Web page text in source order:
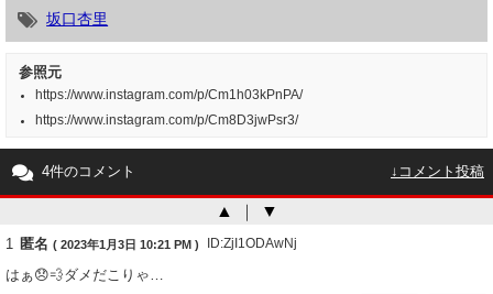
坂口杏里
参照元
https://www.instagram.com/p/Cm1h03kPnPA/
https://www.instagram.com/p/Cm8D3jwPsr3/
4件のコメント ↓コメント投稿
▲ ｜ ▼
1 匿名 ( 2023年1月3日 10:21 PM ) ID:ZjI1ODAwNj
はぁ😞💨ダメだこりゃ…